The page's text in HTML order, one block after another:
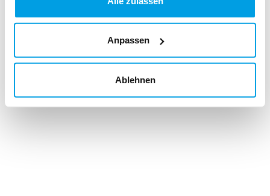
Anpassen
Ablehnen